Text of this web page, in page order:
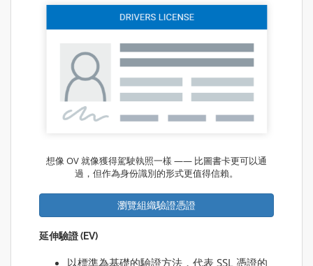
想像 OV 就像獲得駕駛執照一樣 —— 比圖書卡更可以通
過，但作為身份識別的形式更值得信賴。
瀏覽組織驗證憑證
延伸驗證 (EV)
以標準為基礎的驗證方法，代表 SSL 憑證的